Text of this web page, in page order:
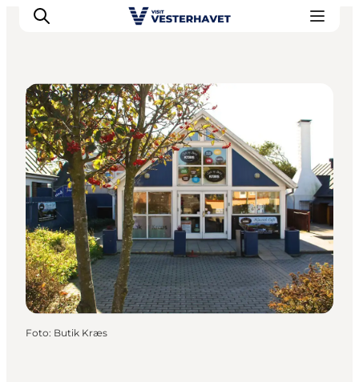
Events
Erlebnisse
Unsere Städte
Essen & Übernachtung
Tickets kaufen
Plane deine Reise
Shopping
Foto: Butik Kræs